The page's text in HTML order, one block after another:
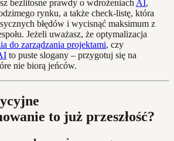
bezlitosne prawdy o wdrożeniach AI,
rynku, a także check-listę, która
błędów i wycisnąć maksimum z
Jeżeli uważasz, że optymalizacja
do zarządzania projektami, czy
to puste slogany – przygotuj się na
nie biorą jeńców.
to już przeszłość?